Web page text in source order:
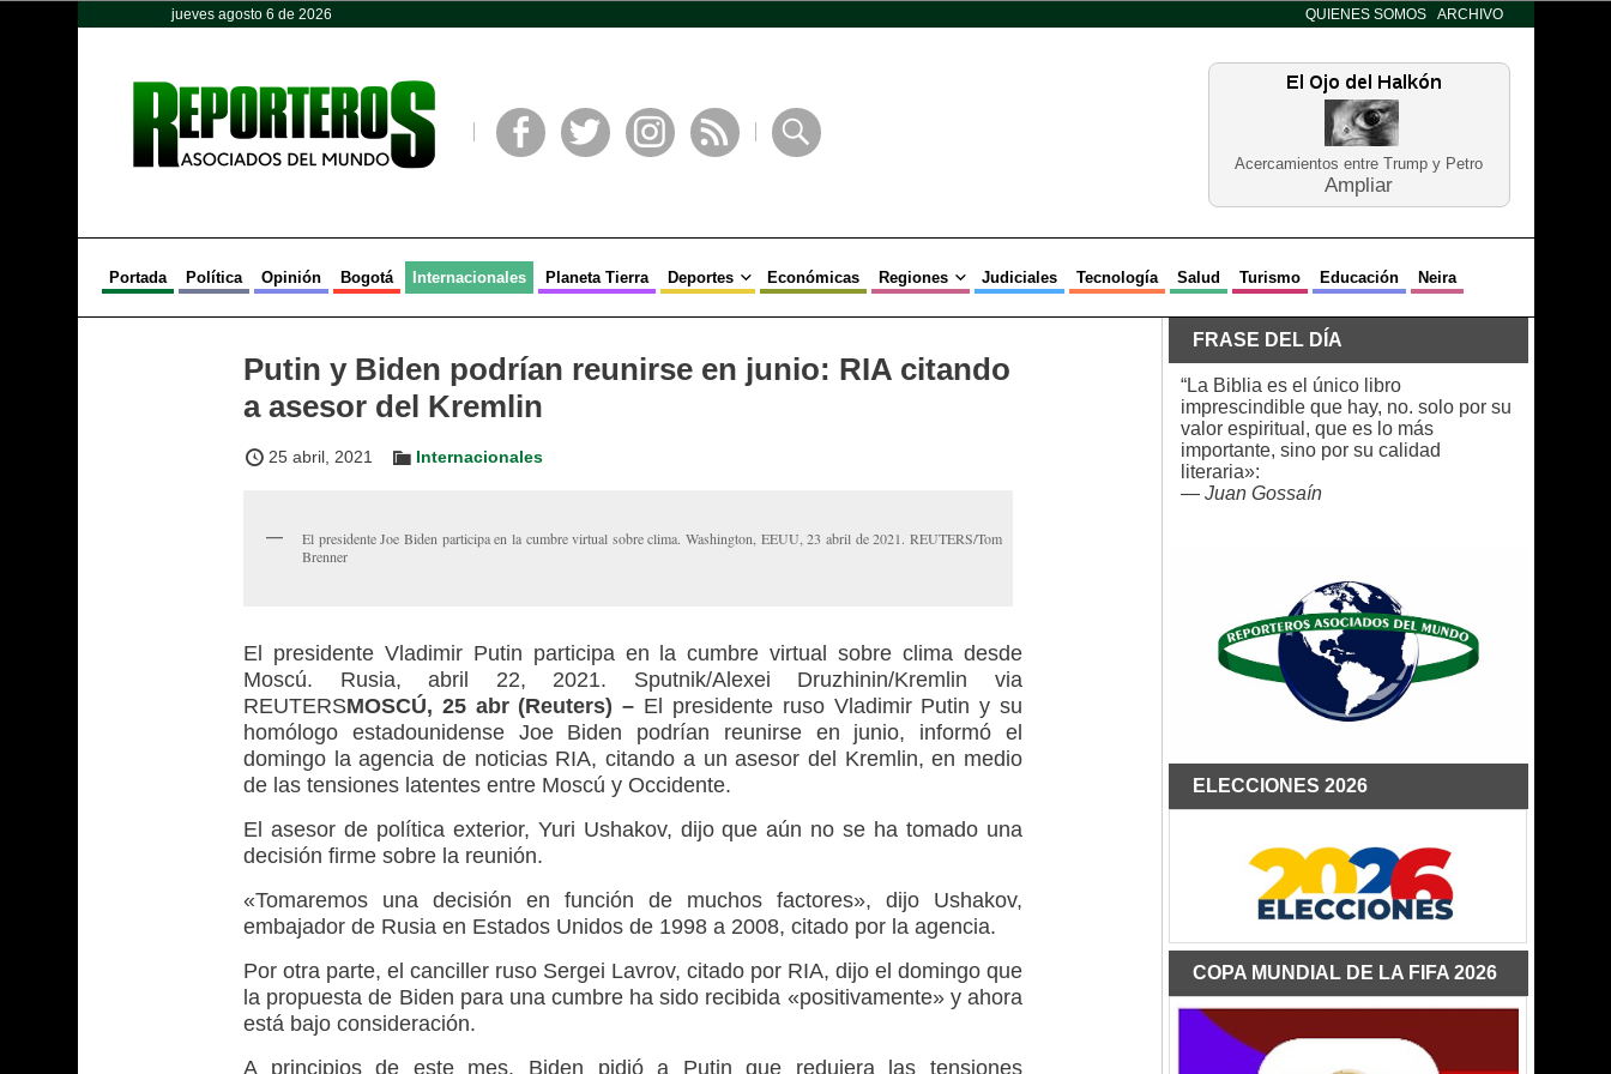
jueves agosto 6 de 2026 QUIENES SOMOS ARCHIVO
Acercamientos entre Trump y Petro
Ampliar
Portada Política Opinión Bogotá Internacionales Planeta Tierra Deportes Económicas Regiones Judiciales Tecnología Salud Turismo Educación Neira
Putin y Biden podrían reunirse en junio: RIA citando
a asesor del Kremlin
25 abril, 2021 Internacionales
El presidente Joe Biden participa en la cumbre virtual sobre clima. Washington, EEUU, 23 abril de 2021. REUTERS/Tom
Brenner
El presidente Vladimir Putin participa en la cumbre virtual sobre clima desde
Moscú. Rusia, abril 22, 2021. Sputnik/Alexei Druzhinin/Kremlin via
REUTERSMOSCÚ, 25 abr (Reuters) – El presidente ruso Vladimir Putin y su
homólogo estadounidense Joe Biden podrían reunirse en junio, informó el
domingo la agencia de noticias RIA, citando a un asesor del Kremlin, en medio
de las tensiones latentes entre Moscú y Occidente.
El asesor de política exterior, Yuri Ushakov, dijo que aún no se ha tomado una
decisión firme sobre la reunión.
«Tomaremos una decisión en función de muchos factores», dijo Ushakov,
embajador de Rusia en Estados Unidos de 1998 a 2008, citado por la agencia.
Por otra parte, el canciller ruso Sergei Lavrov, citado por RIA, dijo el domingo que
la propuesta de Biden para una cumbre ha sido recibida «positivamente» y ahora
está bajo consideración.
A principios de este mes, Biden pidió a Putin que redujera las tensiones
FRASE DEL DÍA
“La Biblia es el único libro
imprescindible que hay, no. solo por su
valor espiritual, que es lo más
importante, sino por su calidad
literaria»:
— Juan Gossaín
ELECCIONES 2026
COPA MUNDIAL DE LA FIFA 2026
Opinión Política